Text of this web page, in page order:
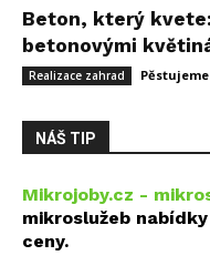
Beton, který
betonovými
Realizace zahrad
NÁŠ TIP
Mikrojoby.cz -
mikroslužeb
ceny.